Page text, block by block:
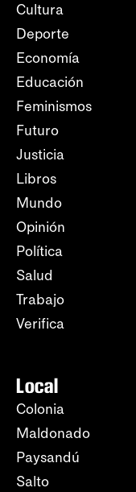
Cultura
Deporte
Economía
Educación
Feminismos
Futuro
Justicia
Libros
Mundo
Opinión
Política
Salud
Trabajo
Verifica
Local
Colonia
Maldonado
Paysandú
Salto